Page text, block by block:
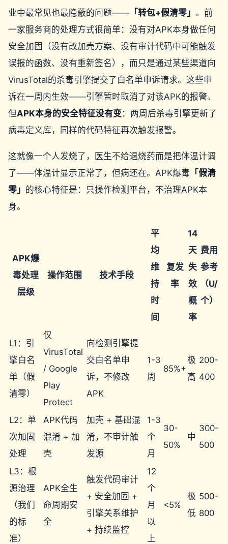
业中最常见也最隐蔽的问题—— 「转包+假清零」 。前
一家服务商的处理方式很简单：没有对APK本身做任何
安全加固（没有改加壳方案、没有审计代码中可能触发
误报的函数、没有重新签名），而只是通过某些渠道向
VirusTotal的杀毒引擎提交了白名单申诉请求。这些申
诉在一周内生效——引擎暂时取消了对该APK的报警。
但APK本身的安全特征没有变：两周后杀毒引擎更新了
病毒定义库，同样的代码特征再次触发报警。
这就像一个人发烧了，医生不给退烧药而是把体温计调
了——体温计显示正常了，但病还在。APK爆毒 「假清
零」 的核心特征是：只操作检测平台，不治理APK本
身。
APK爆
毒处理
层级
操作范围 技术手段
平
均
维
持
时
间
复发
率
14
天
失
效
概
率
费用
参考
（U/
个）
L1：引
擎白名
单（假
清零）
仅
VirusTotal
/ Google
Play
Protect
向检测引擎提
交白名单申
诉，不修改
APK
1-3
周
85%+
极
髙
200-
400
L2：单
次加固
处理
APK代码
混淆 + 加
壳
加壳 + 基础混
淆，不审计触
发源
1-3
个
月
30-
50%
中
300-
500
L3：根
源治理
（我们
的标
准）
APK全生
命周期安
全
触发代码审计
+ 安全加固 +
引擎关系维护
+ 持续监控
12
个
月
以
上
<5%
极
低
500-
800